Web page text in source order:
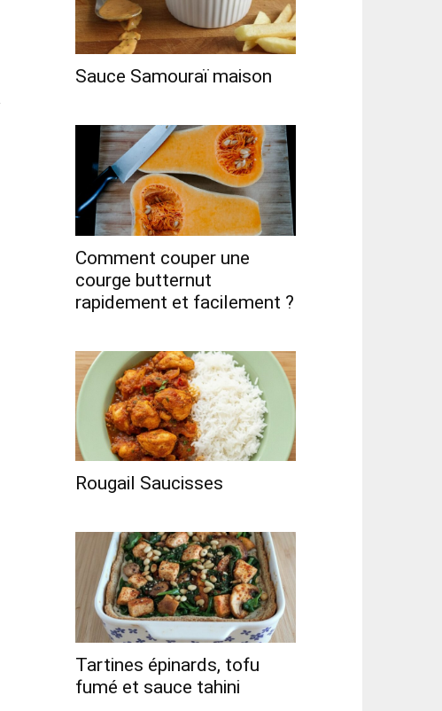
Sauce Samouraï maison
Comment couper une
courge butternut
rapidement et facilement ?
Rougail Saucisses
Tartines épinards, tofu
fumé et sauce tahini